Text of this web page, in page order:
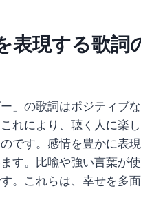
表現する歌詞
ー」の歌詞はポジティブ
れにより、聴く人に楽
です。感情を豊かに表
す。比喩や強い言葉が
。これらは、幸せを多